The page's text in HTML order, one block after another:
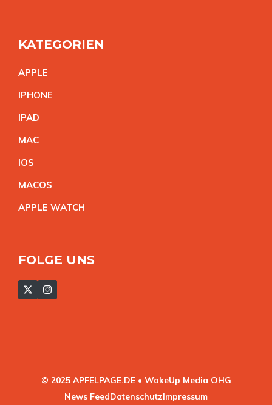
KATEGORIEN
APPLE
IPHONE
IPAD
MAC
IOS
MACOS
APPLE WATCH
FOLGE UNS
© 2025 APFELPAGE.DE • WakeUp Media OHG
News FeedDatenschutzImpressum